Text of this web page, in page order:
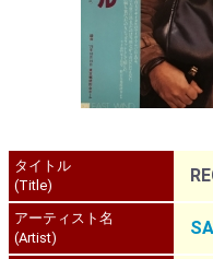
タイトル
(Title)
アーティスト名
(Artist)